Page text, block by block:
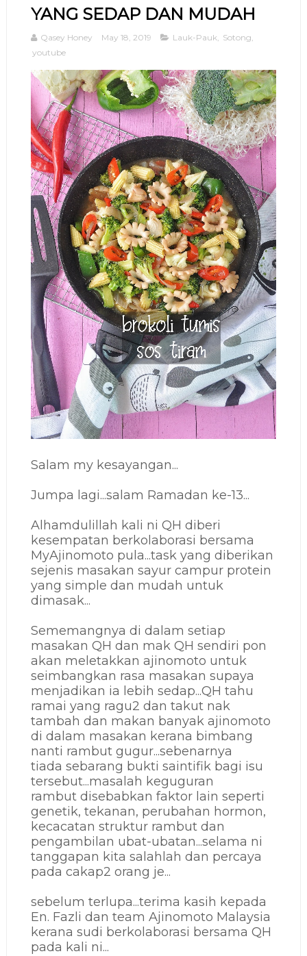
YANG SEDAP DAN MUDAH
Qasey Honey May 18, 2019 Lauk-Pauk Sotong
youtube
Salam my kesayangan...
Jumpa lagi...salam Ramadan ke-13...
Alhamdulillah kali ni QH diberi
kesempatan berkolaborasi bersama
MyAjinomoto pula...task yang diberikan
sejenis masakan sayur campur protein
yang simple dan mudah untuk
dimasak...
Sememangnya di dalam setiap
masakan QH dan mak QH sendiri pon
akan meletakkan ajinomoto untuk
seimbangkan rasa masakan supaya
menjadikan ia lebih sedap...QH tahu
ramai yang ragu2 dan takut nak
tambah dan makan banyak ajinomoto
di dalam masakan kerana bimbang
nanti rambut gugur...sebenarnya
tiada sebarang bukti saintifik bagi isu
tersebut...masalah keguguran
rambut disebabkan faktor lain seperti
genetik, tekanan, perubahan hormon,
kecacatan struktur rambut dan
pengambilan ubat-ubatan...selama ni
tanggapan kita salahlah dan percaya
pada cakap2 orang je...
sebelum terlupa...terima kasih kepada
En. Fazli dan team Ajinomoto Malaysia
kerana sudi berkolaborasi bersama QH
pada kali ni...